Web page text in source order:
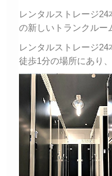
レンタルストレージ
の新しいトランクルー
レンタルストレージ
徒歩1分の場所にあり